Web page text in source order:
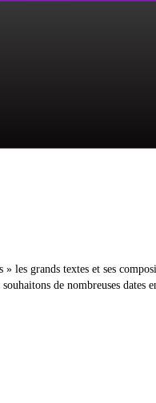
grands textes et ses
de nombreuses dates